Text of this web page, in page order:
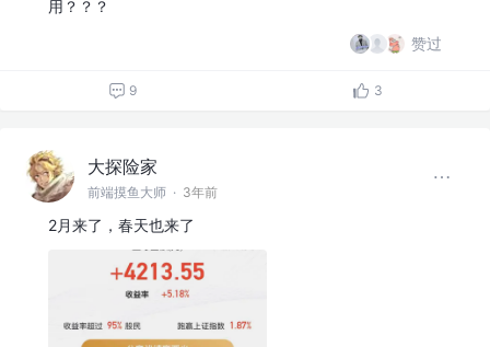
用？？？
赞过
9 3
大探险家
前端摸鱼大师 · 3年前
2月来了，春天也来了